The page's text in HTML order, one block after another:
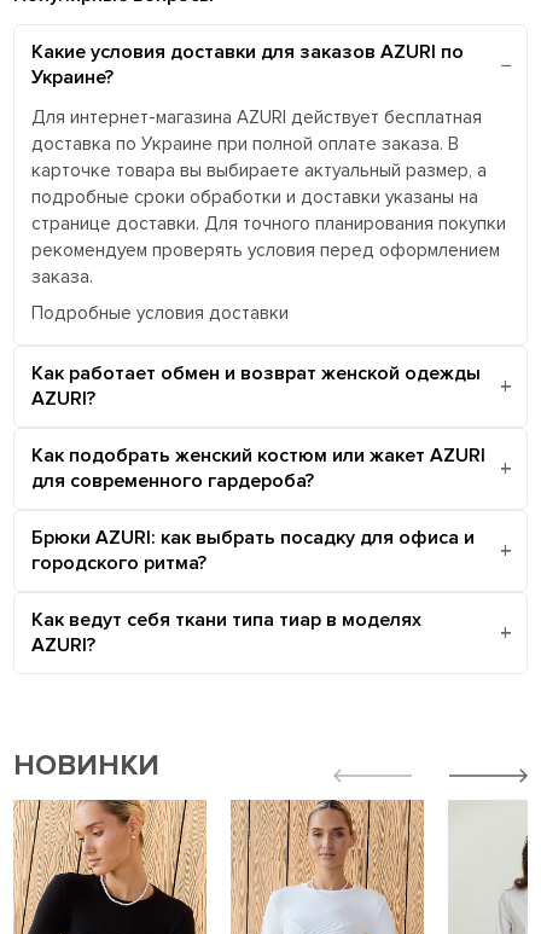
Какие условия доставки для заказов AZURI по
Украине?
Для интернет-магазина AZURI действует бесплатная
доставка по Украине при полной оплате заказа. В
карточке товара вы выбираете актуальный размер, а
подробные сроки обработки и доставки указаны на
странице доставки. Для точного планирования покупки
рекомендуем проверять условия перед оформлением
заказа.
Подробные условия доставки
Как работает обмен и возврат женской одежды
AZURI?
Как подобрать женский костюм или жакет AZURI
для современного гардероба?
Брюки AZURI: как выбрать посадку для офиса и
городского ритма?
Как ведут себя ткани типа тиар в моделях
AZURI?
НОВИНКИ